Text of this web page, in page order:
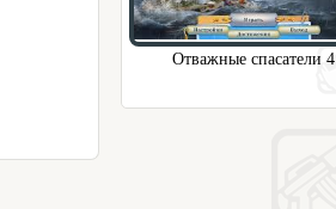
Отважные спасатели 4